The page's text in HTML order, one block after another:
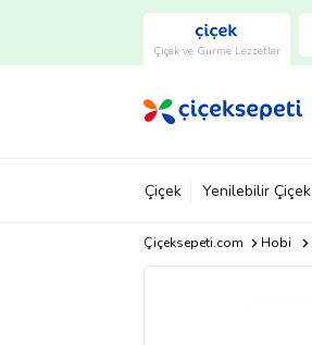
Çiçek ve Gurme Lezzetler
Çiçek Yenilebilir Çiçek
Çiçeksepeti.com Hobi